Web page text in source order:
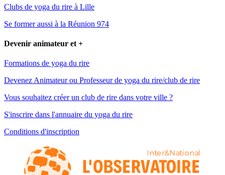
Clubs de yoga du rire à Lille
Se former aussi à la Réunion 974
Devenir animateur et +
Formations de yoga du rire
Devenez Animateur ou Professeur de yoga du rire/club de rire
Vous souhaitez créer un club de rire dans votre ville ?
S'inscrire dans l'annuaire du yoga du rire
Conditions d'inscription